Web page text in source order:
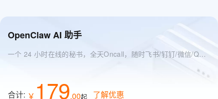
OpenClaw AI 助手
一个 24 小时在线的秘书，全天Oncall，随时飞书/钉钉/微信/QQ 找它
合计: ￥ 179.00起 了解优惠